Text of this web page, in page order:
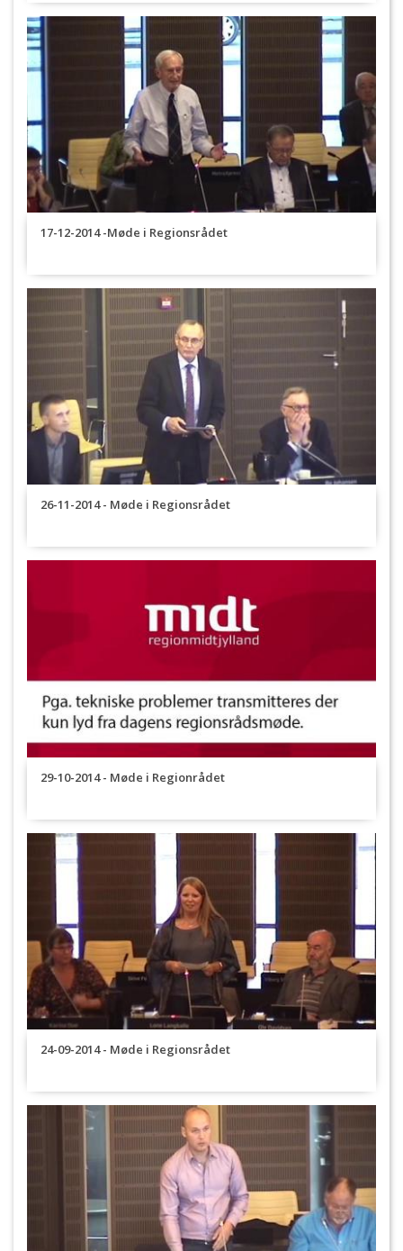
17-12-2014 -Møde i Regionsrådet
26-11-2014 - Møde i Regionsrådet
29-10-2014 - Møde i Regionrådet
24-09-2014 - Møde i Regionsrådet